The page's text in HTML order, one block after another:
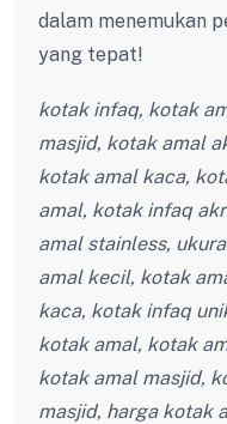
dalam menemukan
yang tepat!
kotak infaq, kotak
masjid, kotak amal
kotak amal kaca,
amal, kotak infaq
amal stainless,
amal kecil, kotak
kaca, kotak infaq
kotak amal, kotak
kotak amal masjid,
masjid, harga kotak